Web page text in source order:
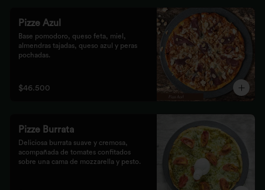
Pizze Azul
Base pomodoro, queso feta, miel,
almendras tajadas, queso azul y peras
pochadas.
$46.500
Pizze Burrata
Deliciosa burrata suave y cremosa,
acompañada de tomates confitados
sobre una cama de mozzarella y pesto.